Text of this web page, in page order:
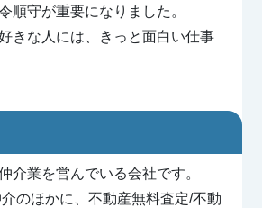
順守が重要になりました。
きな人には、きっと面白い仕事
介業を営んでいる会社です。
のほかに、不動産無料査定/不動